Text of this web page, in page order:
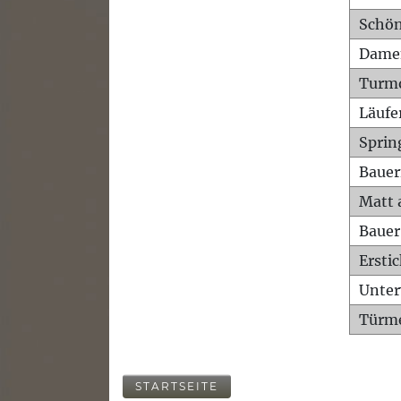
Matt
STARTSEITE